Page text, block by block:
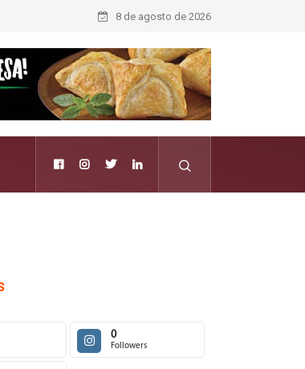
na curadoria como novo luxo8 de agosto de 2026
0
Followers